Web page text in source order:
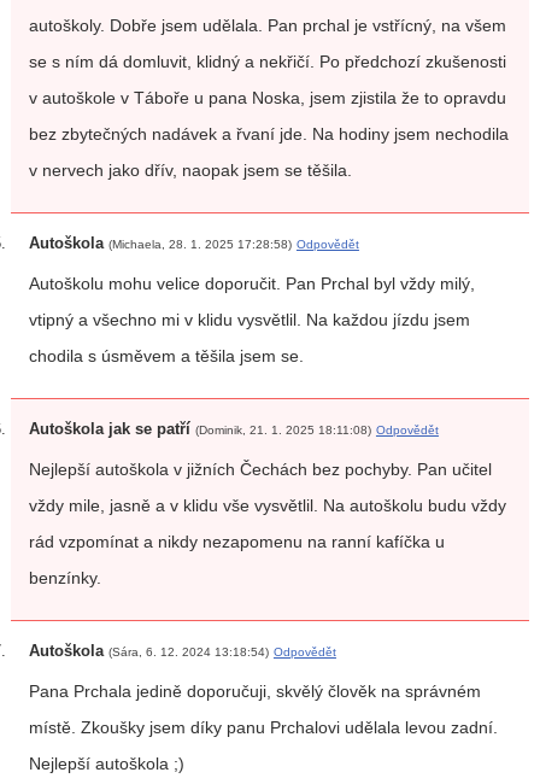
autoškoly. Dobře jsem udělala. Pan prchal je vstřícný, na všem
se s ním dá domluvit, klidný a nekřičí. Po předchozí zkušenosti
v autoškole v Táboře u pana Noska, jsem zjistila že to opravdu
bez zbytečných nadávek a řvaní jde. Na hodiny jsem nechodila
v nervech jako dřív, naopak jsem se těšila.
Autoškola (Michaela, 28. 1. 2025 17:28:58) Odpovědět
Autoškolu mohu velice doporučit. Pan Prchal byl vždy milý,
vtipný a všechno mi v klidu vysvětlil. Na každou jízdu jsem
chodila s úsměvem a těšila jsem se.
Autoškola jak se patří (Dominik, 21. 1. 2025 18:11:08) Odpovědět
Nejlepší autoškola v jižních Čechách bez pochyby. Pan učitel
vždy mile, jasně a v klidu vše vysvětlil. Na autoškolu budu vždy
rád vzpomínat a nikdy nezapomenu na ranní kafíčka u
benzínky.
Autoškola (Sára, 6. 12. 2024 13:18:54) Odpovědět
Pana Prchala jedině doporučuji, skvělý člověk na správném
místě. Zkoušky jsem díky panu Prchalovi udělala levou zadní.
Nejlepší autoškola ;)